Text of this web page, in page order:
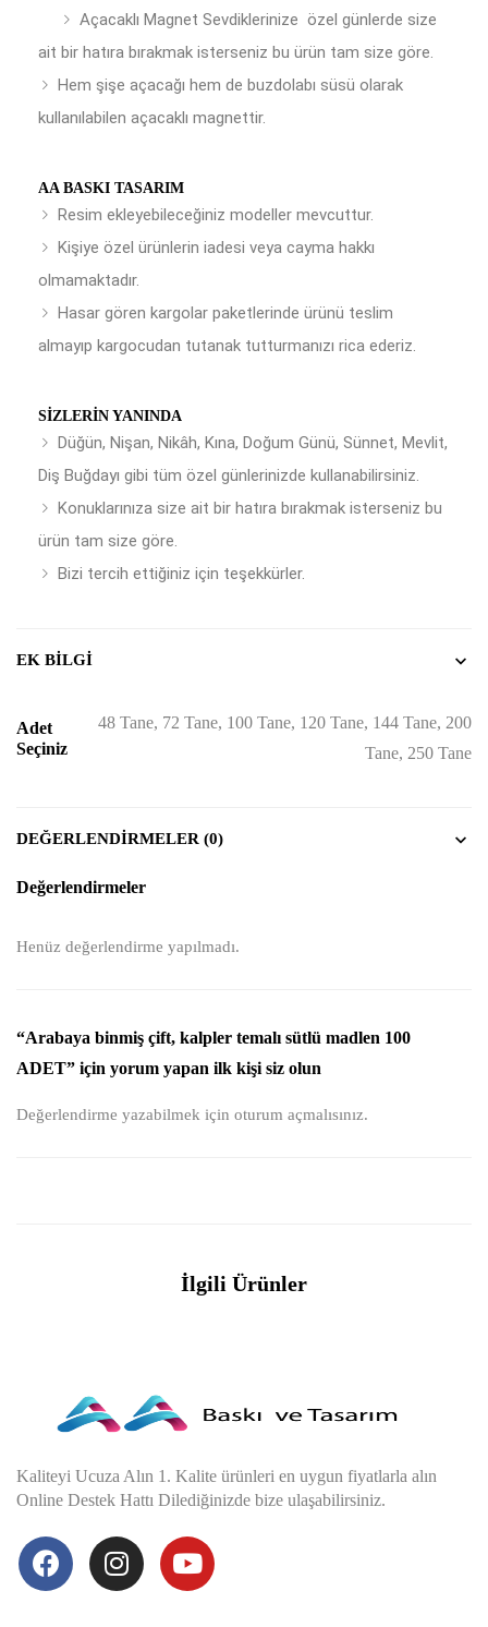
Açacaklı Magnet Sevdiklerinize özel günlerde size
ait bir hatıra bırakmak isterseniz bu ürün tam size göre.
Hem şişe açacağı hem de buzdolabı süsü olarak
kullanılabilen açacaklı magnettir.
AA BASKI TASARIM
Resim ekleyebileceğiniz modeller mevcuttur.
Kişiye özel ürünlerin iadesi veya cayma hakkı
olmamaktadır.
Hasar gören kargolar paketlerinde ürünü teslim
almayıp kargocudan tutanak tutturmanızı rica ederiz.
SIZLERIN YANINDA
Düğün, Nişan, Nikâh, Kına, Doğum Günü, Sünnet, Mevlit,
Diş Buğdayı gibi tüm özel günlerinizde kullanabilirsiniz.
Konuklarınıza size ait bir hatıra bırakmak isterseniz bu
ürün tam size göre.
Bizi tercih ettiğiniz için teşekkürler.
EK BILGI
Adet
Seçiniz
48 Tane, 72 Tane, 100 Tane, 120 Tane, 144 Tane, 200
Tane, 250 Tane
DEĞERLENDIRMELER (0)
Değerlendirmeler
Henüz değerlendirme yapılmadı.
“Arabaya binmiş çift, kalpler temalı sütlü madlen 100
ADET” için yorum yapan ilk kişi siz olun
Değerlendirme yazabilmek için oturum açmalısınız.
İlgili Ürünler
Kaliteyi Ucuza Alın 1. Kalite ürünleri en uygun fiyatlarla alın
Online Destek Hattı Dilediğinizde bize ulaşabilirsiniz.